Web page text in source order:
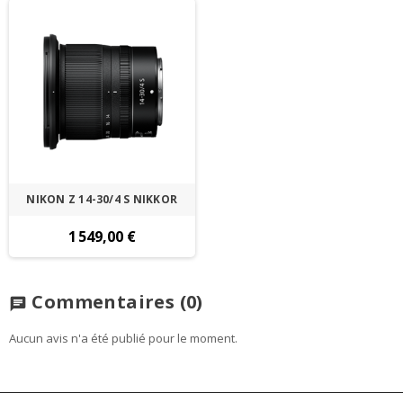
NIKON Z 14-30/4 S NIKKOR
1 549,00 €
chat Commentaires (0)
Aucun avis n'a été publié pour le moment.